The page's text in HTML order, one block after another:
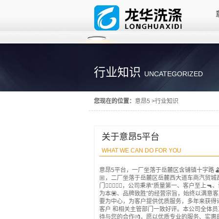
行业知识 UNCATEGORIZED
您现在的位置： 意昂5 >行业知识
关于意昂5平台
WHAT WE CAN DO FOR YOU
意昂5平台，一厂坐落于岳麓区含铺镇十字路🫃
🏼，二厂坐落于岳麓区岳麓西大道车商汽贸城
门✌🏻🙎🏻‍♂️，公司秉承“质量第一、客户至上🔫
为本💟、品牌致胜”的经营宗旨，始终以满意
要为中心，为客户提供优质服务，多年来获得
客户 和相关主管部门一致好评。本公司全体员
待与您的合作💏，愿以优质专业的服务、实惠